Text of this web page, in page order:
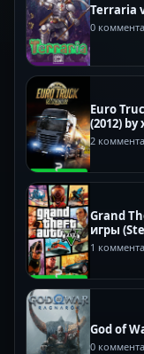
Terraria
0
Euro
(2012)
2
Grand
игры
1
God of
0